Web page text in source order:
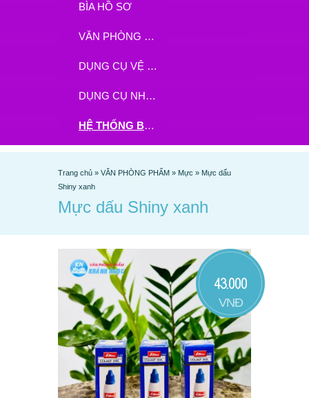
BÌA HỒ SƠ
VĂN PHÒNG PHẨM
DỤNG CỤ VỆ SINH
DỤNG CỤ NHÀ BẾP
HỆ THỐNG BHX - TGDĐ ĐẶT HÀNG TẠI ĐÂY
Trang chủ » VĂN PHÒNG PHẨM » Mực » Mực dấu
Shiny xanh
Mực dấu Shiny xanh
43.000
VNĐ